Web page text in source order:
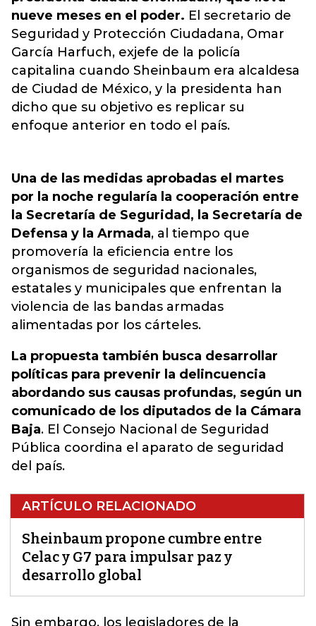
nueve meses en el poder. El secretario de
Seguridad y Protección Ciudadana, Omar
García Harfuch, exjefe de la policía
capitalina cuando Sheinbaum era alcaldesa
de Ciudad de México, y la presidenta han
dicho que su objetivo es replicar su
enfoque anterior en todo el país.
Una de las medidas aprobadas el martes
por la noche regularía la cooperación entre
la Secretaría de Seguridad, la Secretaría de
Defensa y la Armada, al tiempo que
promovería la eficiencia entre los
organismos de seguridad nacionales,
estatales y municipales que enfrentan la
violencia de las bandas armadas
alimentadas por los cárteles.
La propuesta también busca desarrollar
políticas para prevenir la delincuencia
abordando sus causas profundas, según un
comunicado de los diputados de la Cámara
Baja. El Consejo Nacional de Seguridad
Pública coordina el aparato de seguridad
del país.
ARTÍCULO RELACIONADO
Sheinbaum propone cumbre entre
Celac y G7 para impulsar paz y
desarrollo global
Sin embargo, los legisladores de la